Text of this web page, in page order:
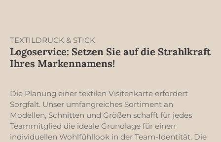
TEXTILDRUCK & STICK
Logoservice: Setzen Sie auf die Strahlkraft
Ihres Markennamens!
Die Planung einer textilen Visitenkarte erfordert
Sorgfalt. Unser umfangreiches Sortiment an
Modellen, Schnitten und Größen schafft für jedes
Teammitglied die ideale Grundlage für einen
individuellen Wohlfühllook in der Team-Identität. Die